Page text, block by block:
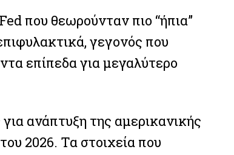
που θεωρούνταν πιο “ήπια”
γεγονός που
επίπεδα για μεγαλύτερο
ανάπτυξη της αμερικανικής
2026. Τα στοιχεία που